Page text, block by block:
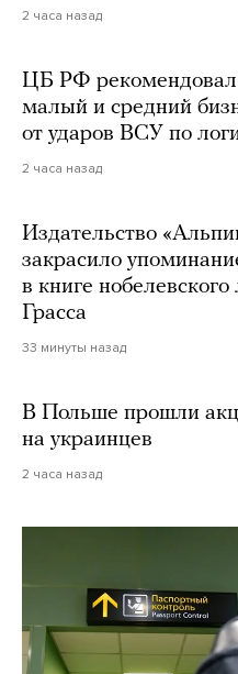
2 часа назад
ЦБ РФ рекомендовал
малый и средний
от ударов ВСУ по
2 часа назад
Издательство
закрасило
в книге
Грасса
33 минуты назад
В Польше прошли
на украинцев
2 часа назад